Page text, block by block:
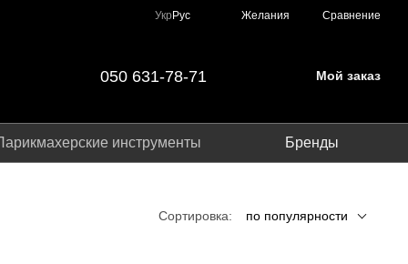
Укр Рус Желания Сравнение
050 631-78-71 Мой заказ
инструменты Бренды
Сортировка: по популярности